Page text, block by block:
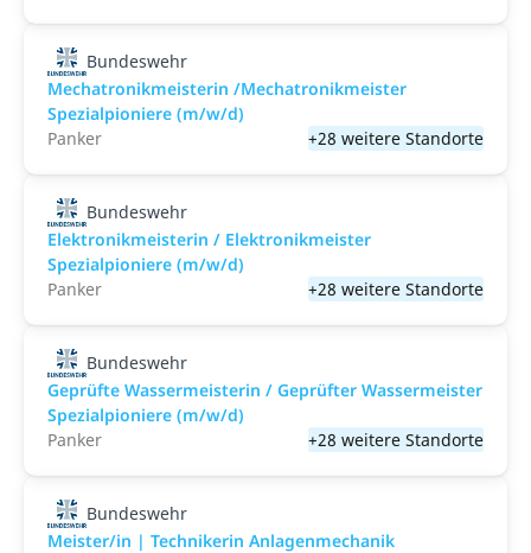
Bundeswehr
Mechatronikmeisterin /Mechatronikmeister
Spezialpioniere (m/w/d)
Panker
+28 weitere Standorte
Bundeswehr
Elektronikmeisterin / Elektronikmeister
Spezialpioniere (m/w/d)
Panker
+28 weitere Standorte
Bundeswehr
Geprüfte Wassermeisterin / Geprüfter Wassermeister
Spezialpioniere (m/w/d)
Panker
+28 weitere Standorte
Bundeswehr
Meister/in | Technikerin Anlagenmechanik